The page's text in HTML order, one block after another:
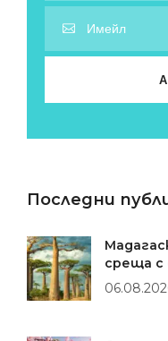
Последни
среща с